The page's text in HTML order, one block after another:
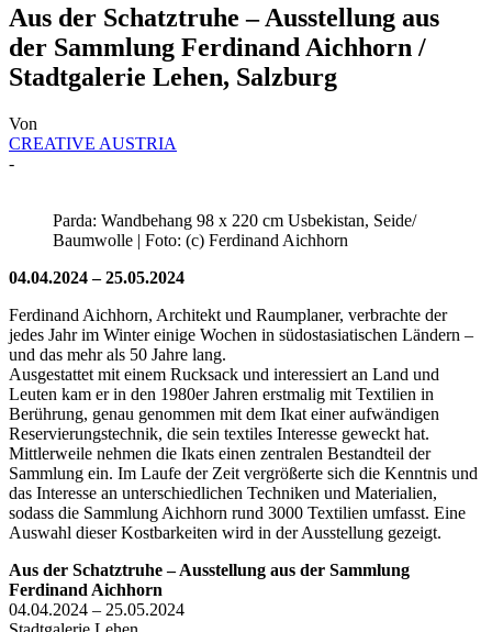
Aus der Schatztruhe – Ausstellung aus
der Sammlung Ferdinand Aichhorn /
Stadtgalerie Lehen, Salzburg
Von
CREATIVE AUSTRIA
-
Parda: Wandbehang 98 x 220 cm Usbekistan, Seide/
Baumwolle | Foto: (c) Ferdinand Aichhorn
04.04.2024 – 25.05.2024
Ferdinand Aichhorn, Architekt und Raumplaner, verbrachte der
jedes Jahr im Winter einige Wochen in südostasiatischen Ländern –
und das mehr als 50 Jahre lang.
Ausgestattet mit einem Rucksack und interessiert an Land und
Leuten kam er in den 1980er Jahren erstmalig mit Textilien in
Berührung, genau genommen mit dem Ikat einer aufwändigen
Reservierungstechnik, die sein textiles Interesse geweckt hat.
Mittlerweile nehmen die Ikats einen zentralen Bestandteil der
Sammlung ein. Im Laufe der Zeit vergrößerte sich die Kenntnis und
das Interesse an unterschiedlichen Techniken und Materialien,
sodass die Sammlung Aichhorn rund 3000 Textilien umfasst. Eine
Auswahl dieser Kostbarkeiten wird in der Ausstellung gezeigt.
Aus der Schatztruhe – Ausstellung aus der Sammlung
Ferdinand Aichhorn
04.04.2024 – 25.05.2024